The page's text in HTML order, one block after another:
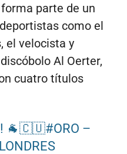
forma parte de un
como el
el velocista y
Al Oerter,
cuatro títulos
🐐🇨🇺#ORO –